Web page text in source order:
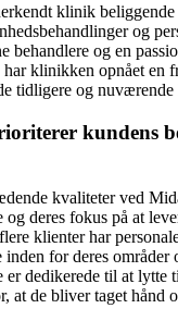
klinik
og
behandlere og en
har klinikken opnået en
tidligere og nuværende
kundens
kvaliteter ved
og deres fokus på at
klienter har
inden for deres
er dedikerede til at lytte
at de bliver taget hånd